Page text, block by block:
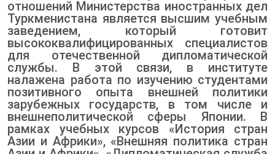
отношений Министерства иностранных дел
Туркменистана является высшим учебным
заведением, который готовит
высококвалифицированных специалистов
для отечественной дипломатической
службы. В этой связи, в институте
налажена работа по изучению студентами
позитивного опыта внешней политики
зарубежных государств, в том числе и
внешнеполитической сферы Японии. В
рамках учебных курсов «История стран
Азии и Африки», «Внешняя политика стран